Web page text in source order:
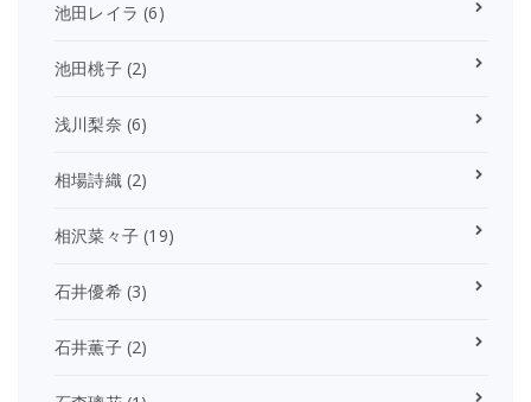
池田レイラ (6)
池田桃子(2)
浅川梨奈 (6)
相場詩織(2)
相沢菜々子 (19)
石井優希(3)
石井薫子(2)